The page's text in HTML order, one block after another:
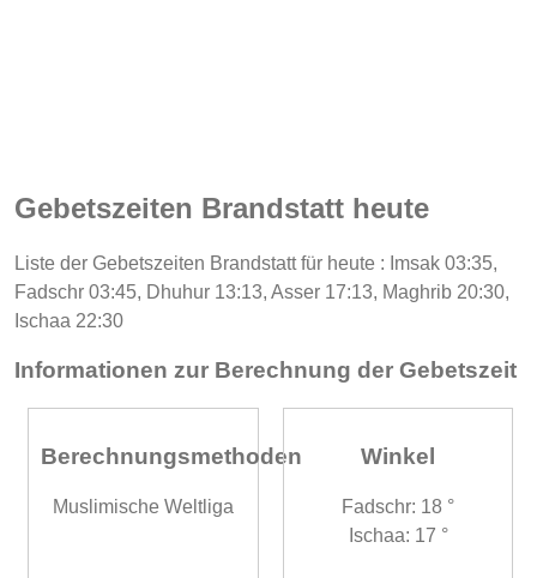
Gebetszeiten Brandstatt heute
Liste der Gebetszeiten Brandstatt für heute : Imsak 03:35,
Fadschr 03:45, Dhuhur 13:13, Asser 17:13, Maghrib 20:30,
Ischaa 22:30
Informationen zur Berechnung der Gebetszeit
Berechnungsmethoden
Muslimische Weltliga
Winkel
Fadschr: 18 °
Ischaa: 17 °